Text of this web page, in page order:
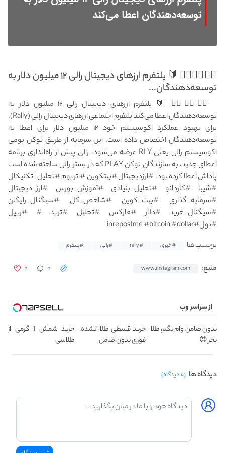
👇🏻👇🏻👇🏻 🔰 پلتفرم ارزهای دیجیتال رالی ۱۲ میلیون دلار به
توسعه‌دهندگان...
👇🏻👇🏻👇🏻 🔰 پلتفرم ارزهای دیجیتال رالی ۱۲ میلیون دلار به
توسعه‌دهندگان اعطا می‌کند پلتفرم اجتماعی ارزهای دیجیتال رالی (Rally)،
برای بهبود عملکرد اکوسیستم خود ۱۲ میلیون دلار برای اعطا به
توسعه‌دهندگان اختصاص داده است. این سرمایه از طریق توکن بومی
اکوسیستم رالی یعنی RLY عرضه می‌شود. رالی پیش از راه‌اندازی برنامه
اعطای جدید، به سازندگان توکن PLAY که در بستر رالی ساخته شده است
پاداش اعطا کرده بود. #ارزدیجیتال #بیتکوین #اتریوم #تحلیل_تکنیکال
#شیبا #کاردانو #تحلیل_بنیادی #آموزش_بورس #ارز_دیجیتال
#سرمایه_گذاری #بیت_کوین #شاخص_کل #سیگنال_رایگان
#سیگنال_خرید #دلار #فارکس #تحلیل #ترید # #ریپل
#پول#inrepostme #bitcoin #dollar
برچسب ها
#خبری #rally #رالی #پلتفرم
منبع: www.instagram.com ۰ ۰
از سراسر وب
بدون ضامن وام بگیر، طلا
بخر 😍
خرید قسطی طلا آبشده،
فوری بدون ضامن
خرید شمش 1 گرمی از
طلاسی
دیدگاه ها (۰ دیدگاه)